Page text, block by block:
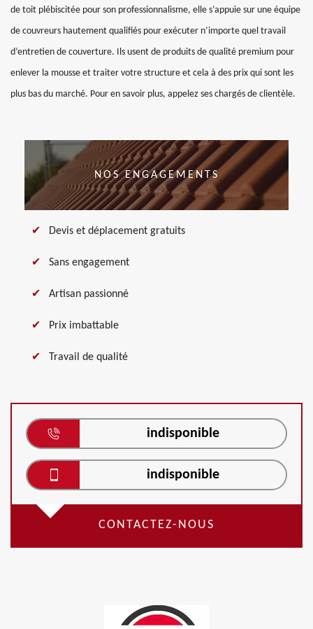
de toit plébiscitée pour son professionnalisme, elle s’appuie sur une équipe
de couvreurs hautement qualifiés pour exécuter n’importe quel travail
d’entretien de couverture. Ils usent de produits de qualité premium pour
enlever la mousse et traiter votre structure et cela à des prix qui sont les
plus bas du marché. Pour en savoir plus, appelez ses chargés de clientèle.
NOS ENGAGEMENTS
Devis et déplacement gratuits
Sans engagement
Artisan passionné
Prix imbattable
Travail de qualité
indisponible
indisponible
CONTACTEZ-NOUS